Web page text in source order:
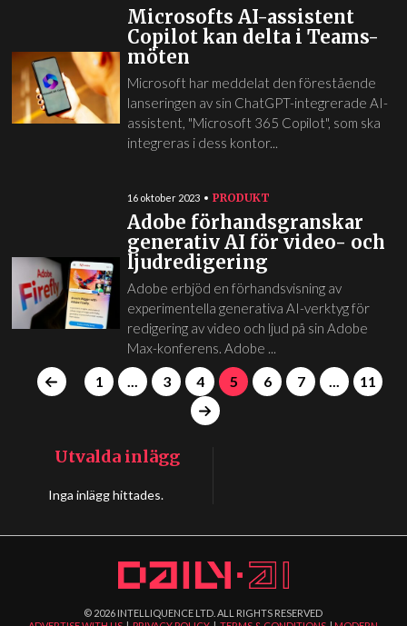
Microsofts AI-assistent
Copilot kan delta i Teams-
möten
Microsoft har meddelat den förestående
lanseringen av sin ChatGPT-integrerade AI-
assistent, "Microsoft 365 Copilot", som ska
integreras i dess kontor...
16 oktober 2023 PRODUKT
Adobe förhandsgranskar
generativ AI för video- och
ljudredigering
Adobe erbjöd en förhandsvisning av
experimentella generativa AI-verktyg för
redigering av video och ljud på sin Adobe
Max-konferens. Adobe ...
1 ... 3 4 5 6 7 ... 11
Utvalda inlägg
Inga inlägg hittades.
© 2026 INTELLIQUENCE LTD. ALL RIGHTS RESERVED